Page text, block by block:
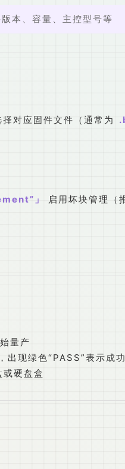
本、容量、主控型号等
择对应固件文件（通常为
启用坏块管理（
量产
出现绿色“PASS”表示成
硬盘盒